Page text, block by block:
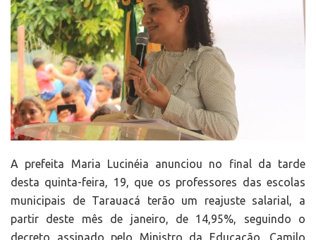
A prefeita Maria Lucinéia anunciou no final da tarde
desta quinta-feira, 19, que os professores das escolas
municipais de Tarauacá terão um reajuste salarial, a
partir deste mês de janeiro, de 14,95%, seguindo o
decreto assinado pelo Ministro da Educação, Camilo